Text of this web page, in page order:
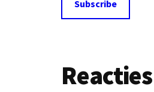
Lees
Reacties